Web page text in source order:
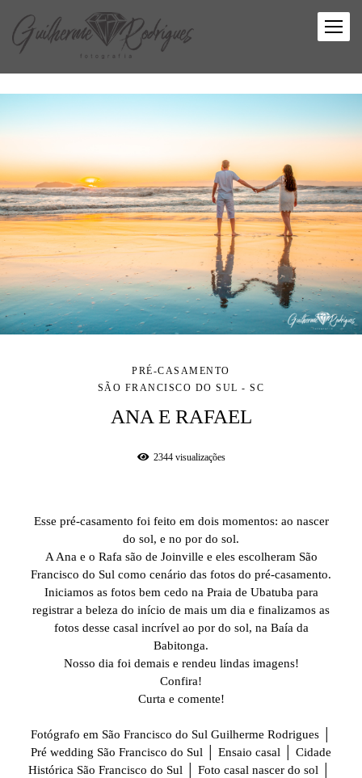
PRÉ-CASAMENTO
SÃO FRANCISCO DO SUL - SC
ANA E RAFAEL
2344visualizações
Esse pré-casamento foi feito em dois momentos: ao nascer
do sol, e no por do sol.
A Ana e o Rafa são de Joinville e eles escolheram São
Francisco do Sul como cenário das fotos do pré-casamento.
Iniciamos as fotos bem cedo na Praia de Ubatuba para
registrar a beleza do início de mais um dia e finalizamos as
fotos desse casal incrível ao por do sol, na Baía da
Babitonga.
Nosso dia foi demais e rendeu lindas imagens!
Confira!
Curta e comente!
Fotógrafo em São Francisco do Sul Guilherme Rodrigues │
Pré wedding São Francisco do Sul │ Ensaio casal │ Cidade
Histórica São Francisco do Sul │ Foto casal nascer do sol │